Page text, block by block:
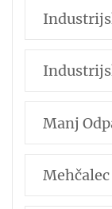
Manj
Mehčalec